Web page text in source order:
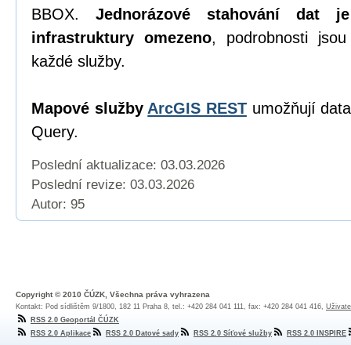
BBOX. Jednorázové stahování dat
infrastruktury omezeno, podrobnosti
každé služby.
Mapové služby ArcGIS RESTumožňují
Query.
Poslední aktualizace: 03.03.2026
Poslední revize: 03.03.2026
Autor: 95
Copyright © 2010 ČÚZK, Všechna práva vyhrazena
Kontakt: Pod sídlištěm 9/1800, 182 11 Praha 8, tel.: +420 284 041 111, fax: +420 284 041 416,
RSS 2.0 Geoportál ČÚZK
RSS 2.0 Aplikace
RSS 2.0 Datové sady RSS 2.0 Síťové služby RSS 2.0 INSPIRE